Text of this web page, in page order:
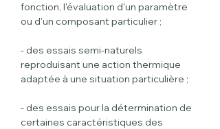
fonction, l'évaluation d'un paramètre
ou d'un composant particulier ;
- des essais semi-naturels
reproduisant une action thermique
adaptée à une situation particulière ;
- des essais pour la détermination de
certaines caractéristiques des